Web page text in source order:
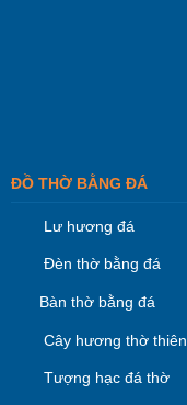
ĐỒ THỜ BẰNG ĐÁ
Lư hương đá
Đèn thờ bằng đá
Bàn thờ bằng đá
Cây hương thờ thiên
Tượng hạc đá thờ